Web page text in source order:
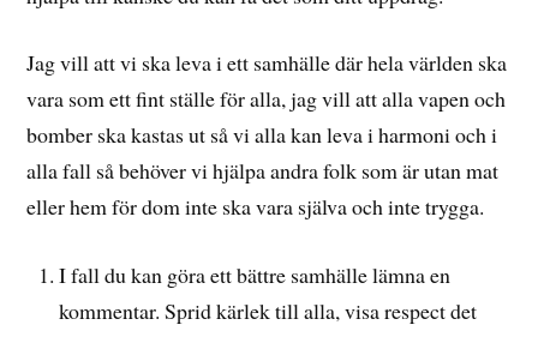
Jag vill att vi ska leva i ett samhälle där hela världen ska
vara som ett fint ställe för alla, jag vill att alla vapen och
bomber ska kastas ut så vi alla kan leva i harmoni och i
alla fall så behöver vi hjälpa andra folk som är utan mat
eller hem för dom inte ska vara själva och inte trygga.
I fall du kan göra ett bättre samhälle lämna en
kommentar. Sprid kärlek till alla, visa respect det